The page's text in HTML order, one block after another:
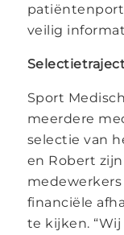
veilig
Sport
meerdere
selectie van
en Robert
financiële
te kijken.